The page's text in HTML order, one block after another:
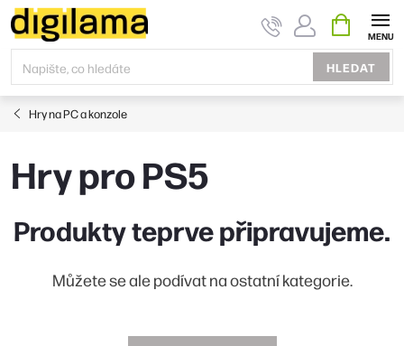
Přejít
na
obsah
HLEDAT
KOŠÍK
Hry na PC a konzole
Hry pro PS5
Produkty teprve připravujeme.
Můžete se ale podívat na ostatní kategorie.